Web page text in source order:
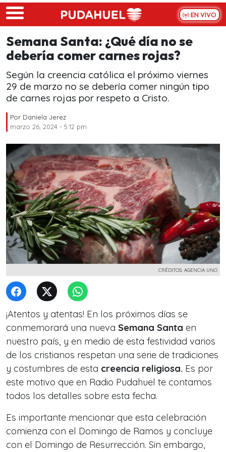
Skip to main content
EN VIVO
Semana Santa: ¿Qué día no se
debería comer carnes rojas?
Según la creencia católica el próximo viernes
29 de marzo no se debería comer ningún tipo
de carnes rojas por respeto a Cristo.
Por Daniela Jerez
marzo 26, 2024 - 5:12 pm
CRÉDITOS: AGENCIA UNO
¡Atentos y atentas! En los próximos días se
conmemorará una nueva Semana Santa en
nuestro país, y en medio de esta festividad varios
de los cristianos respetan una serie de tradiciones
y costumbres de esta creencia religiosa. Es por
este motivo que en Radio Pudahuel te contamos
todos los detalles sobre esta fecha.
Es importante mencionar que esta celebración
comienza con el Domingo de Ramos y concluye
con el Domingo de Resurrección. Sin embargo,